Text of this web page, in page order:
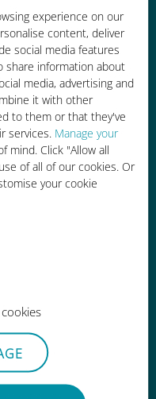
experience on our
content, deliver
social media features
share information about
media, advertising and
it with other
to them or that they've
services. Manage your
mind. Click "Allow all
of all of our cookies. Or
your cookie
キャリアでロ
った場合に比
が可能です。
購入
くても、
ず
き差しする
せん